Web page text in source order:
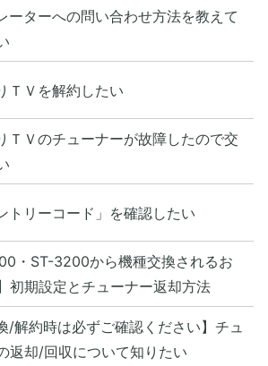
ーターへの問い合わせ方法を教えて
ＴＶを解約したい
ＴＶのチューナーが故障したので交
トリーコード」を確認したい
・ST-3200から機種交換されるお
初期設定とチューナー返却方法
/解約時は必ずご確認ください】チュ
返却/回収について知りたい